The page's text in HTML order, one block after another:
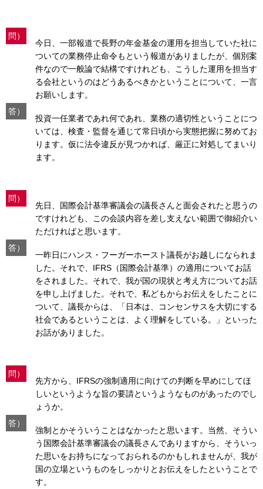
問）
今日、一部報道で長野の年金基金の運用を担当していた社に
ついての業務停止命令もという報道がありましたが、個別案
件なので一般論で結構ですけれども、こうした運用を担当す
る会社というのはどうあるべきかということについて、一言
お願いします。
答）
投資一任業者であれ何であれ、業務の適切性ということにつ
いては、検査・監督を通じて常日頃から実態把握に努めてお
ります。仮に法令違反が見つかれば、厳正に対処してまいり
ます。
問）
先日、国際会計基準審議会の議長さんと面会されたと思うの
ですけれども、この会談内容を差し支えない範囲で御紹介い
ただければと思います。
答）
一昨日にハンス・フーガーホースト議長がお越しになられま
した。それで、IFRS（国際会計基準）の適用についてお話
をされました。それで、我が国の現状と考え方についてお話
を申し上げました。それで、私どもからお伝えをしたことに
ついて、議長からは、「日本は、コンセンサスを大切にする
社会であるということは、よく理解をしている。」といった
お話がありました。
問）
先方から、IFRSの強制適用に向けての判断を早めにしてほ
しいというような旨の要請というようなものがあったのでし
ょうか。
答）
強制とかそういうことはなかったと思います。当然、そうい
う国際会計基準審議会の議長さんでありますから、そういっ
た思いをお持ちになっておられるのかもしれませんが、我が
国の立場というものをしっかりとお伝えをしたということで
す。